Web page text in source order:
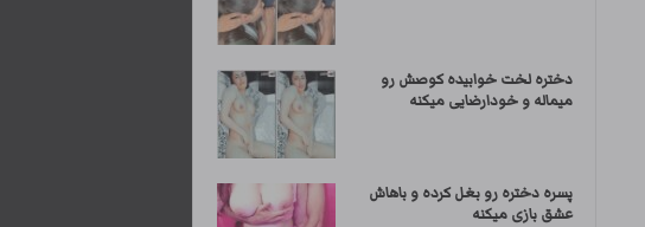
دختره لخت خوابیده کوصش رو
میماله و خودارضایی میکنه
پسره دختره رو بغل کرده و باهاش
عشق بازی میکنه